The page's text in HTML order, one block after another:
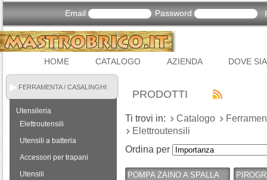
Email Password
HOME CATALOGO AZIENDA DOVE
FERRAMENTA / CASALINGHI
Utensileria
Elettroutensili
Utensili a batteria
Accessori per trapani
Utensili
PRODOTTI
Ti trovi in: Catalogo
Elettroutensili
Ordina per
POMPA ZAINO A SPALLA